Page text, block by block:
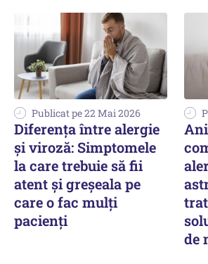
Publicat pe 22 Mai 2026
Diferența între alergie
și viroză: Simptomele
la care trebuie să fii
atent și greșeala pe
care o fac mulți
pacienți
de